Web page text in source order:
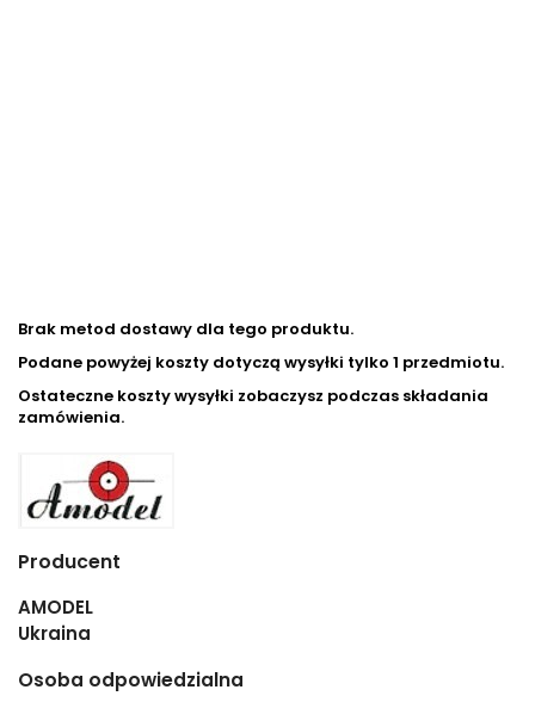
Brak metod dostawy dla tego produktu.
Podane powyżej koszty dotyczą wysyłki tylko 1 przedmiotu.
Ostateczne koszty wysyłki zobaczysz podczas składania
zamówienia.
Producent
AMODEL
Ukraina
Osoba odpowiedzialna